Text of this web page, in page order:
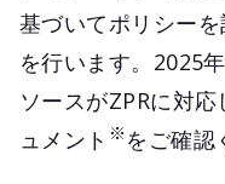
基づいてポリシー
を行います。2025
ソースがZPRに対
ュメント ※ をご確認